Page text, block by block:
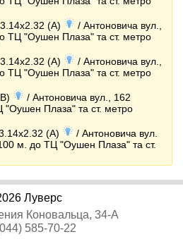
(A)
/ Антоновича вул.,
ТЦ "Оушен Плаза" та ст. метро
(A)
/ Антоновича вул.,
ТЦ "Оушен Плаза" та ст. метро
/ Антоновича вул., 162
"Оушен Плаза" та ст. метро
(A)
/ Антоновича вул.
м. до ТЦ "Оушен Плаза" та ст.
Луверс
Коновальца, 34-А
585-70-22